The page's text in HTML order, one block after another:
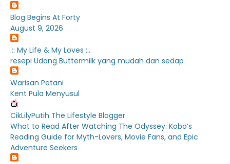
Blog Begins At Forty
August 9, 2026
.:: My Life & My Loves ::.
resepi Udang Buttermilk yang mudah dan sedap
Warisan Petani
Kent Pula Menyusul
CikLilyPutih The Lifestyle Blogger
What to Read After Watching The Odyssey: Kobo’s
Reading Guide for Myth-Lovers, Movie Fans, and Epic
Adventure Seekers